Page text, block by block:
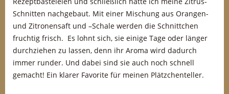
Schnitten nachgebaut. Mit einer Mischung aus Orangen-
und Zitronensaft und –Schale werden die Schnittchen
fruchtig frisch. Es lohnt sich, sie einige Tage oder länger
durchziehen zu lassen, denn ihr Aroma wird dadurch
immer runder. Und dabei sind sie auch noch schnell
gemacht! Ein klarer Favorite für meinen Plätzchenteller.